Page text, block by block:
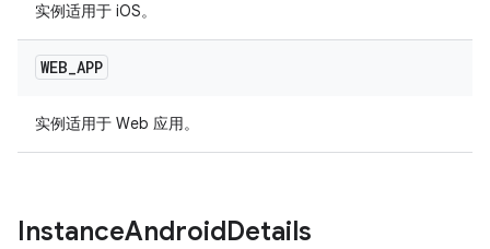
实例适用于 iOS。
WEB_APP
实例适用于 Web 应用。
InstanceAndroidDetails